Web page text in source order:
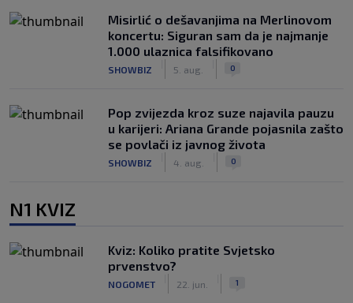
Misirlić o dešavanjima na Merlinovom
koncertu: Siguran sam da je najmanje
1.000 ulaznica falsifikovano
SHOWBIZ 5. aug. 0
Pop zvijezda kroz suze najavila pauzu
u karijeri: Ariana Grande pojasnila zašto
se povlači iz javnog života
SHOWBIZ 4. aug. 0
N1 KVIZ
Kviz: Koliko pratite Svjetsko
prvenstvo?
NOGOMET 22. jun. 1